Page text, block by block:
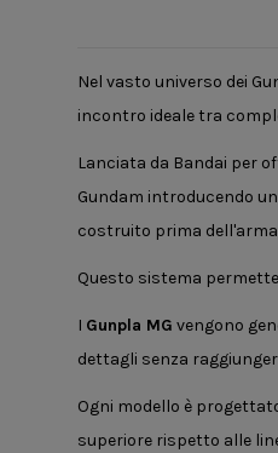
Nel vasto universo dei
incontro ideale tra
Lanciata da Bandai per
Gundam introducendo
costruito prima
Questo sistema
I Gunpla MG vengono
dettagli senza
Ogni modello è
superiore rispetto alle